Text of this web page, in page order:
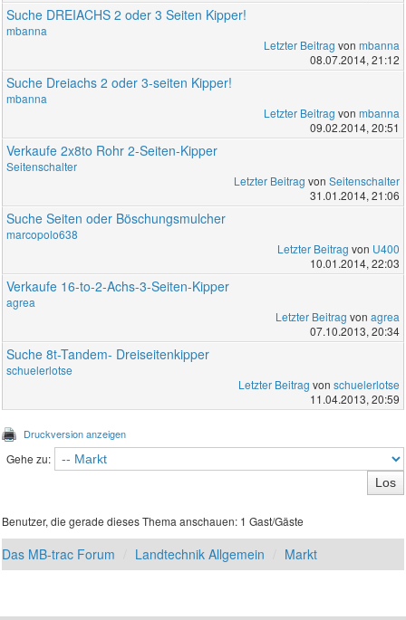
Suche DREIACHS 2 oder 3 Seiten Kipper!
mbanna
Letzter Beitrag von mbanna
08.07.2014, 21:12
Suche Dreiachs 2 oder 3-seiten Kipper!
mbanna
Letzter Beitrag von mbanna
09.02.2014, 20:51
Verkaufe 2x8to Rohr 2-Seiten-Kipper
Seitenschalter
Letzter Beitrag von Seitenschalter
31.01.2014, 21:06
Suche Seiten oder Böschungsmulcher
marcopolo638
Letzter Beitrag von U400
10.01.2014, 22:03
Verkaufe 16-to-2-Achs-3-Seiten-Kipper
agrea
Letzter Beitrag von agrea
07.10.2013, 20:34
Suche 8t-Tandem- Dreiseitenkipper
schuelerlotse
Letzter Beitrag von schuelerlotse
11.04.2013, 20:59
Druckversion anzeigen
Gehe zu:
Benutzer, die gerade dieses Thema anschauen: 1 Gast/Gäste
Das MB-trac Forum Landtechnik Allgemein Markt